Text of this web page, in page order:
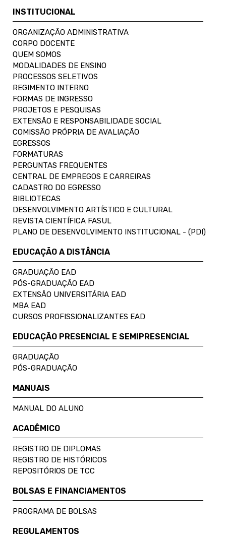
INSTITUCIONAL
ORGANIZAÇÃO ADMINISTRATIVA
CORPO DOCENTE
QUEM SOMOS
MODALIDADES DE ENSINO
PROCESSOS SELETIVOS
REGIMENTO INTERNO
FORMAS DE INGRESSO
PROJETOS E PESQUISAS
EXTENSÃO E RESPONSABILIDADE SOCIAL
COMISSÃO PRÓPRIA DE AVALIAÇÃO
EGRESSOS
FORMATURAS
PERGUNTAS FREQUENTES
CENTRAL DE EMPREGOS E CARREIRAS
CADASTRO DO EGRESSO
BIBLIOTECAS
DESENVOLVIMENTO ARTÍSTICO E CULTURAL
REVISTA CIENTÍFICA FASUL
PLANO DE DESENVOLVIMENTO INSTITUCIONAL - (PDI)
EDUCAÇÃO A DISTÂNCIA
GRADUAÇÃO EAD
PÓS-GRADUAÇÃO EAD
EXTENSÃO UNIVERSITÁRIA EAD
MBA EAD
CURSOS PROFISSIONALIZANTES EAD
EDUCAÇÃO PRESENCIAL E SEMIPRESENCIAL
GRADUAÇÃO
PÓS-GRADUAÇÃO
MANUAIS
MANUAL DO ALUNO
ACADÊMICO
REGISTRO DE DIPLOMAS
REGISTRO DE HISTÓRICOS
REPOSITÓRIOS DE TCC
BOLSAS E FINANCIAMENTOS
PROGRAMA DE BOLSAS
REGULAMENTOS